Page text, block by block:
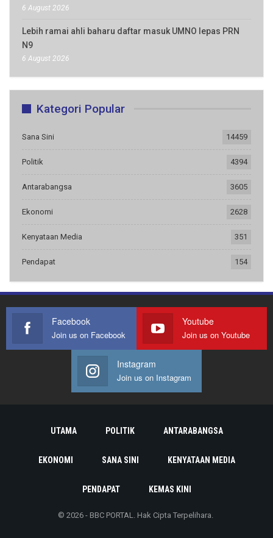
6 August 2026
Lebih ramai ahli baharu daftar masuk UMNO lepas PRN
N9
6 August 2026
Kategori Popular
Sana Sini 14459
Politik 4394
Antarabangsa 3605
Ekonomi 2628
Kenyataan Media 351
Pendapat 154
Facebook
Join us on Facebook
Youtube
Join us on Youtube
Instagram
Join us on Instagram
UTAMA POLITIK ANTARABANGSA
EKONOMI SANA SINI KENYATAAN MEDIA
PENDAPAT KEMAS KINI
© 2026 - BBC PORTAL. Hak Cipta Terpelihara.